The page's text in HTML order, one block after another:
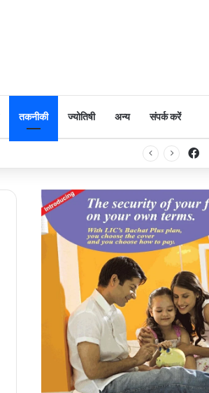
तकनीकी ज्योतिषी अन्य संपर्क करें